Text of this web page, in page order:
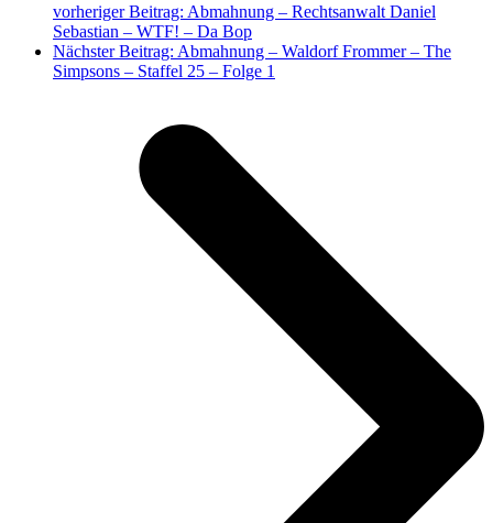
vorheriger Beitrag: Abmahnung – Rechtsanwalt Daniel
Sebastian – WTF! – Da Bop
Nächster Beitrag: Abmahnung – Waldorf Frommer – The
Simpsons – Staffel 25 – Folge 1